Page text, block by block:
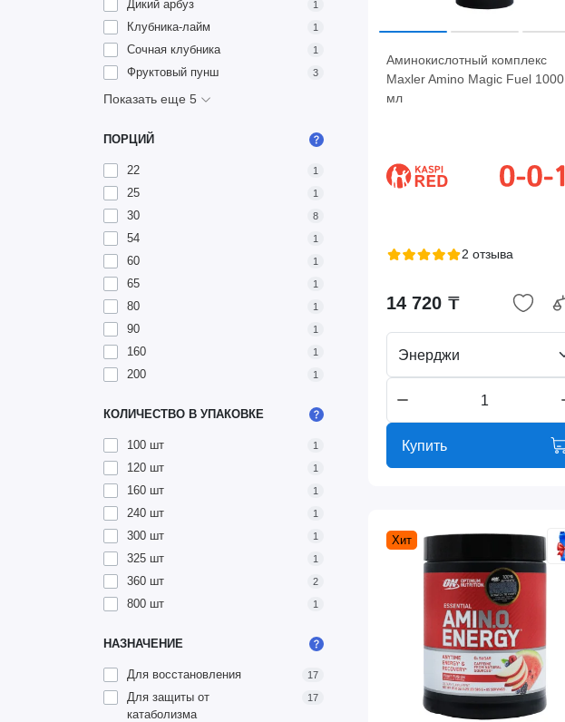
Дикий арбуз 1
Клубника-лайм 1
Сочная клубника 1
Фруктовый пунш 3
Показать еще 5
ПОРЦИЙ
22 1
25 1
30 8
54 1
60 1
65 1
80 1
90 1
160 1
200 1
КОЛИЧЕСТВО В УПАКОВКЕ
100 шт 1
120 шт 1
160 шт 1
240 шт 1
300 шт 1
325 шт 1
360 шт 2
800 шт 1
НАЗНАЧЕНИЕ
Для восстановления 17
Для защиты от
катаболизма
17
Аминокислотный комплекс
Maxler Amino Magic Fuel 1000
мл
2 отзыва
14 720 ₸
Энерджи
Купить
Хит